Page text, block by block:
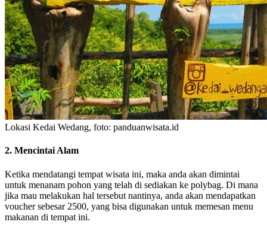
Lokasi Kedai Wedang, foto: panduanwisata.id
2. Mencintai Alam
Ketika mendatangi tempat wisata ini, maka anda akan dimintai
untuk menanam pohon yang telah di sediakan ke polybag. Di mana
jika mau melakukan hal tersebut nantinya, anda akan mendapatkan
voucher sebesar 2500, yang bisa digunakan untuk memesan menu
makanan di tempat ini.